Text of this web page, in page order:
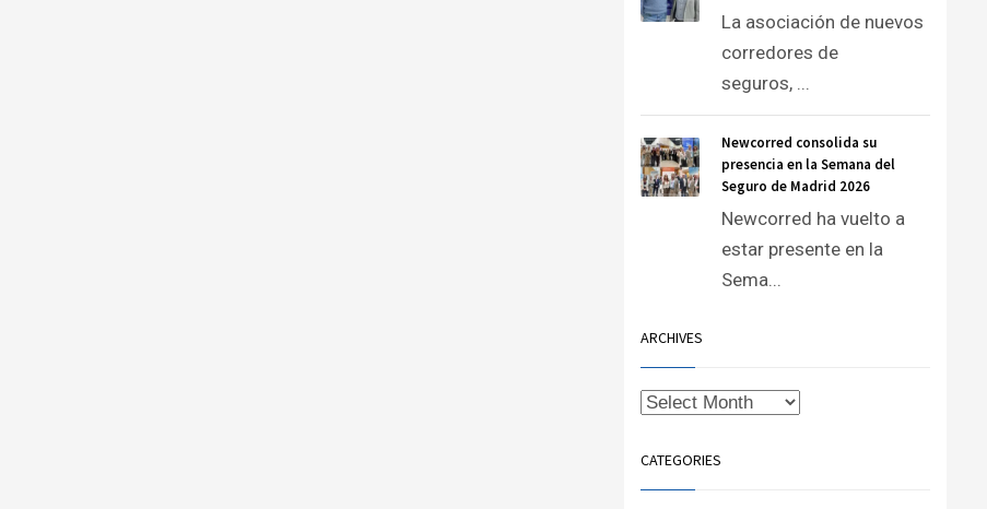
La asociación de nuevos
corredores de
seguros, ...
Newcorred consolida su
presencia en la Semana del
Seguro de Madrid 2026
Newcorred ha vuelto a
estar presente en la
Sema...
ARCHIVES
CATEGORIES